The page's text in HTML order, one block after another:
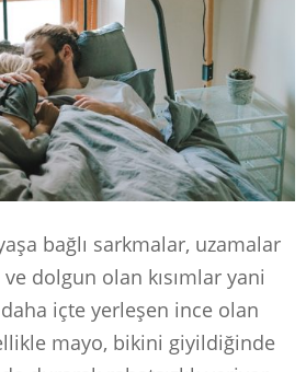
bağlı sarkmalar, uzamalar
dolgun olan kısımlar yani
içte yerleşen ince olan
mayo, bikini giyildiğinde